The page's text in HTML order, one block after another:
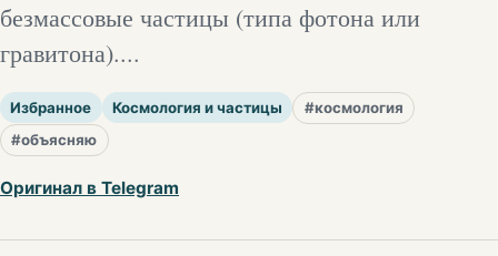
безмассовые частицы (типа фотона или
гравитона)....
Избранное Космология и частицы
#космология
#объясняю
Оригинал в Telegram